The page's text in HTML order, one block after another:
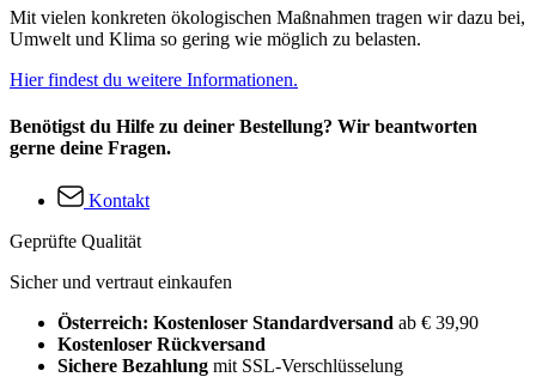
Mit vielen konkreten ökologischen Maßnahmen tragen wir dazu bei,
Umwelt und Klima so gering wie möglich zu belasten.
Hier findest du weitere Informationen.
Benötigst du Hilfe zu deiner Bestellung? Wir beantworten
gerne deine Fragen.
Kontakt
Geprüfte Qualität
Sicher und vertraut einkaufen
Österreich: Kostenloser Standardversand ab € 39,90
Kostenloser Rückversand
Sichere Bezahlung mit SSL-Verschlüsselung